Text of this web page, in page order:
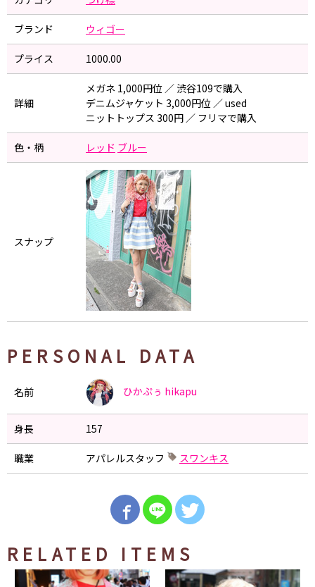
ブランド ウィゴー
プライス 1000.00
詳細
メガネ 1,000円位 ／ 渋谷109で購入
デニムジャケット 3,000円位 ／ used
ニットトップス 300円 ／ フリマで購入
色・柄 レッド ブルー
スナップ
PERSONAL DATA
名前 ひかぷぅ hikapu
身長 157
職業 アパレルスタッフ スワンキス
RELATED ITEMS